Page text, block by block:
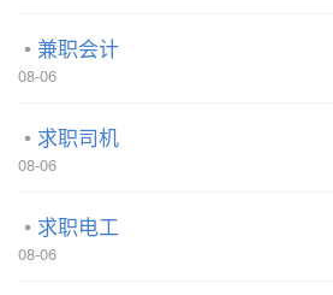
兼职会计
08-06
求职司机
08-06
求职电工
08-06